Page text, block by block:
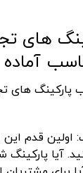
های
پارکینگ های
اولین قدم
آیا